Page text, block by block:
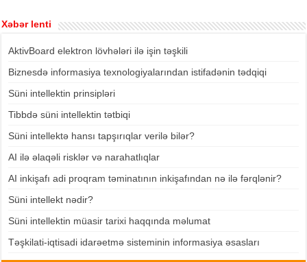
Xəbər lenti
AktivBoard elektron lövhələri ilə işin təşkili
Biznesdə informasiya texnologiyalarından istifadənin tədqiqi
Süni intellektin prinsipləri
Tibbdə süni intellektin tətbiqi
Süni intellektə hansı tapşırıqlar verilə bilər?
AI ilə əlaqəli risklər və narahatlıqlar
AI inkişafı adi proqram təminatının inkişafından nə ilə fərqlənir?
Süni intellekt nədir?
Süni intellektin müasir tarixi haqqında məlumat
Təşkilati-iqtisadi idarəetmə sisteminin informasiya əsasları